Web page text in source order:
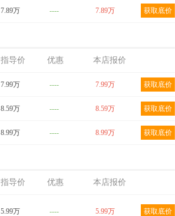
淇淋 2024款
元气版
获取底价
QQ冰淇淋 2024款 青
春版 205km 圣代
获取底价
7.89万 ---- 7.89万 获取底价
指导价 优惠 本店报价
7.99万 ---- 7.99万 获取底价
8.59万 ---- 8.59万 获取底价
8.99万 ---- 8.99万 获取底价
指导价 优惠 本店报价
5.99万 ---- 5.99万 获取底价